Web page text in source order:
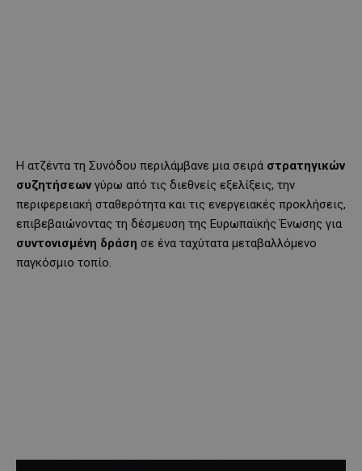
Η ατζέντα τη Συνόδου περιλάμβανε μια σειρά στρατηγικών
συζητήσεων γύρω από τις διεθνείς εξελίξεις, την
περιφερειακή σταθερότητα και τις ενεργειακές προκλήσεις,
επιβεβαιώνοντας τη δέσμευση της Ευρωπαϊκής Ένωσης για
συντονισμένη δράση σε ένα ταχύτατα μεταβαλλόμενο
παγκόσμιο τοπίο.